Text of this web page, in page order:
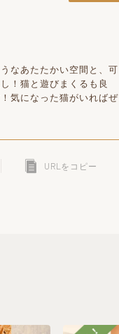
なあたたかい空間と、可
！猫と遊びまくるも良
気になった猫がいればぜ
URLをコピー